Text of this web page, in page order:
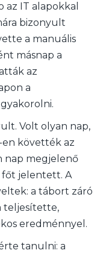
az IT alapokkal
bizonyult
a manuális
másnap a
az
a
Volt olyan nap,
követték az
nap megjelenő
főt jelentett. A
a tábort záró
teljesítette,
eredménnyel.
tanulni: a